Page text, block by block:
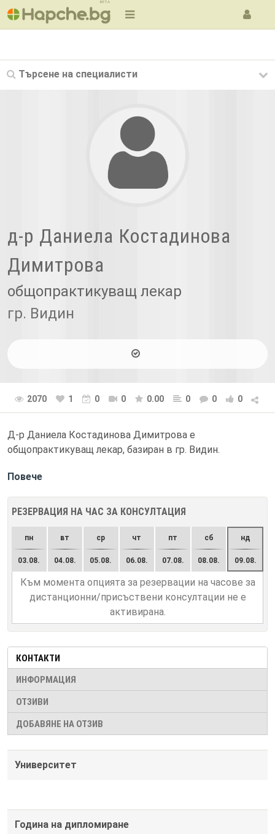
BETA
Търсене на специалисти
д-р Даниела Костадинова
Димитрова
общопрактикуващ лекар
гр. Видин
2070 1 0 0 0.00 0 0 0
Д-р Даниела Костадинова Димитрова е
общопрактикуващ лекар, базиран в гр. Видин.
Повече
РЕЗЕРВАЦИЯ НА ЧАС ЗА КОНСУЛТАЦИЯ
пн
03.08.
вт
04.08.
ср
05.08.
чт
06.08.
пт
07.08.
сб
08.08.
нд
09.08.
Към момента опцията за резервации на часове за
дистанционни/присъствени консултации не е
активирана.
КОНТАКТИ
ИНФОРМАЦИЯ
ОТЗИВИ
ДОБАВЯНЕ НА ОТЗИВ
Университет
Година на дипломиране